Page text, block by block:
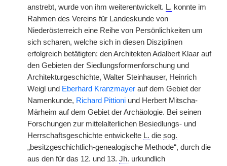
anstrebt, wurde von ihm weiterentwickelt. L. konnte im
Rahmen des Vereins für Landeskunde von
Niederösterreich eine Reihe von Persönlichkeiten um
sich scharen, welche sich in diesen Disziplinen
erfolgreich betätigten: den Architekten Adalbert Klaar auf
den Gebieten der Siedlungsformenforschung und
Architekturgeschichte, Walter Steinhauser, Heinrich
Weigl und Eberhard Kranzmayer auf dem Gebiet der
Namenkunde, Richard Pittioni und Herbert Mitscha-
Märheim auf dem Gebiet der Archäologie. Bei seinen
Forschungen zur mittelalterlichen Besiedlungs- und
Herrschaftsgeschichte entwickelte L. die sog.
„besitzgeschichtlich-genealogische Methode“, durch die
aus den für das 12. und 13. Jh. urkundlich